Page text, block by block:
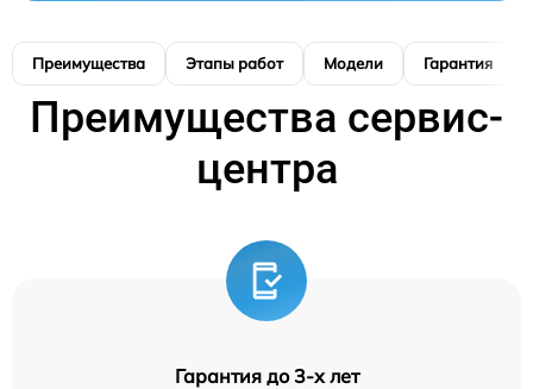
Преимущества Этапы работ Модели Гарантия
Преимущества сервис-
центра
Гарантия до 3-х лет